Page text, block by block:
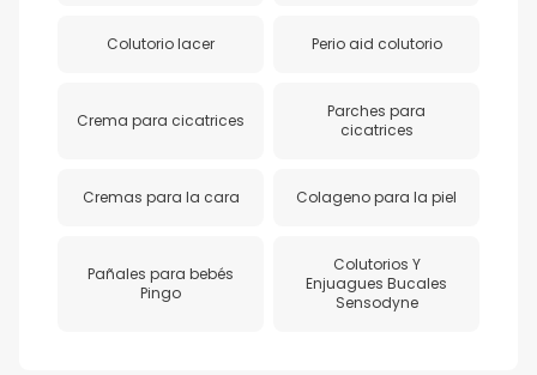
Colutorio lacer Perio aid colutorio
Crema para cicatrices
Parches para
cicatrices
Cremas para la cara Colageno para la piel
Pañales para bebés
Pingo
Colutorios Y
Enjuagues Bucales
Sensodyne